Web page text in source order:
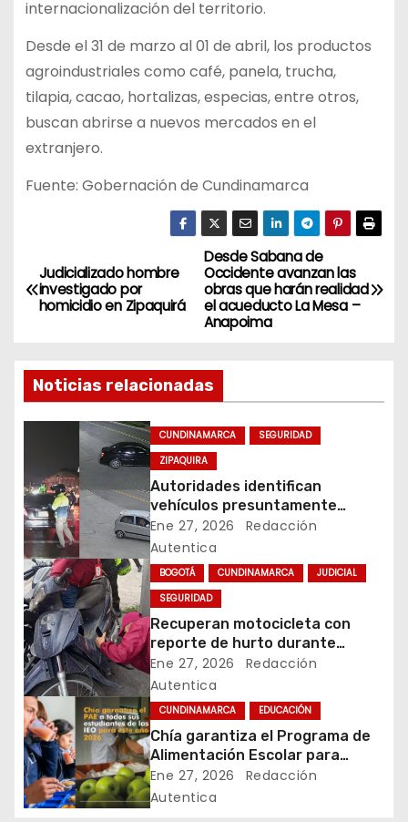
internacionalización del territorio.
Desde el 31 de marzo al 01 de abril, los productos
agroindustriales como café, panela, trucha,
tilapia, cacao, hortalizas, especias, entre otros,
buscan abrirse a nuevos mercados en el
extranjero.
Fuente: Gobernación de Cundinamarca
N
a
e
g
c
i
ó
n
d
e
e
n
t
Desde Sabana de
Occidente avanzan las
obras que harán realidad
el acueducto La Mesa –
Anapoima
Judicializado hombre
investigado por
homicidio en Zipaquirá
Noticias relacionadas
CUNDINAMARCA
SEGURIDAD
ZIPAQUIRA
Autoridades identifican
vehículos presuntamente
vinculados a hurtos en
conjuntos residenciales de
Zipaquirá
Ene 27, 2026
Redacción
Autentica
BOGOTÁ CUNDINAMARCA
JUDICIAL
SEGURIDAD
Recuperan motocicleta con
reporte de hurto durante
operativo de seguridad en
Rafael Uribe Uribe
Ene 27, 2026
Redacción
Autentica
CUNDINAMARCA EDUCACIÓN
Chía garantiza el Programa de
Alimentación Escolar para
estudiantes de instituciones
oficiales
Ene 27, 2026
Redacción
Autentica